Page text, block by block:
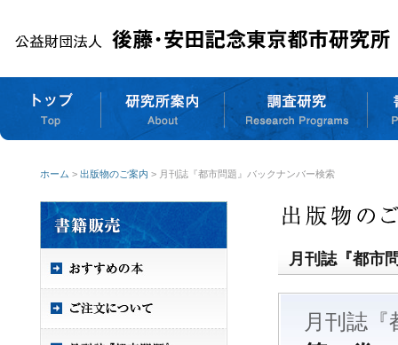
ホーム > 出版物のご案内 > 月刊誌『都市問題』バックナンバー検索
月刊誌『都市
月刊誌『